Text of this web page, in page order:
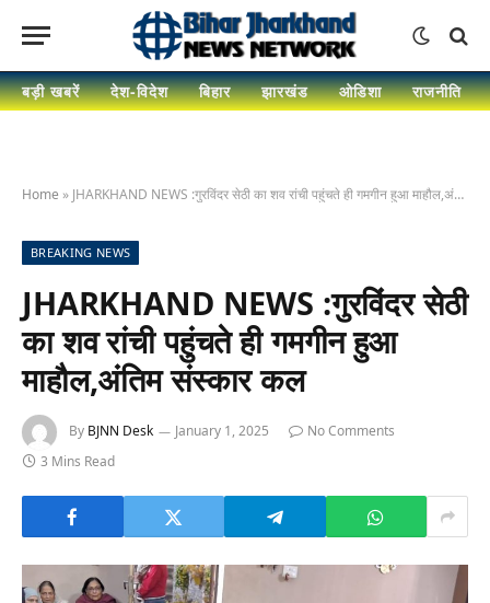
बड़ी खबरें देश-विदेश बिहार झारखंड ओडिशा राजनीति
Home » JHARKHAND NEWS :गुरविंदर सेठी का शव रांची पहुंचते ही गमगीन हुआ माहौल,अंतिम संस्कार कल
BREAKING NEWS
JHARKHAND NEWS :गुरविंदर सेठी
का शव रांची पहुंचते ही गमगीन हुआ
माहौल,अंतिम संस्कार कल
By BJNN Desk January 1, 2025
No Comments
3 Mins Read